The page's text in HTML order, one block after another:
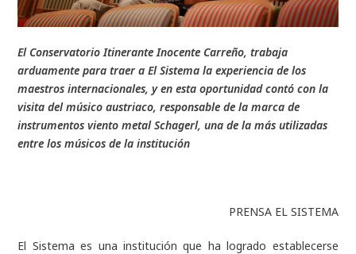
El Conservatorio Itinerante Inocente Carreño, trabaja
arduamente para traer a El Sistema la experiencia de los
maestros internacionales, y en esta oportunidad contó con la
visita del músico austriaco, responsable de la marca de
instrumentos viento metal Schagerl, una de la más utilizadas
entre los músicos de la institución
PRENSA EL SISTEMA
El Sistema es una institución que ha logrado establecerse